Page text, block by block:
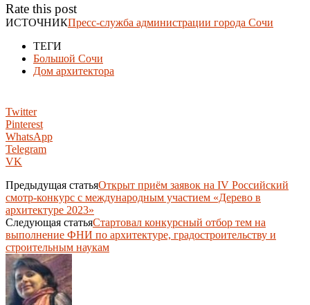
Rate this post
ИСТОЧНИКПресс-служба администрации города Сочи
ТЕГИ
Большой Сочи
Дом архитектора
Twitter
Pinterest
WhatsApp
Telegram
VK
Предыдущая статьяОткрыт приём заявок на IV Российский
смотр-конкурс с международным участием «Дерево в
архитектуре 2023»
Следующая статьяСтартовал конкурсный отбор тем на
выполнение ФНИ по архитектуре, градостроительству и
строительным наукам